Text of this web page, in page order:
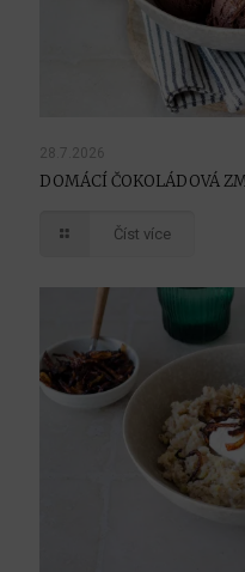
28.7.2026
DOMÁCÍ ČOKOLÁDOVÁ
Číst více